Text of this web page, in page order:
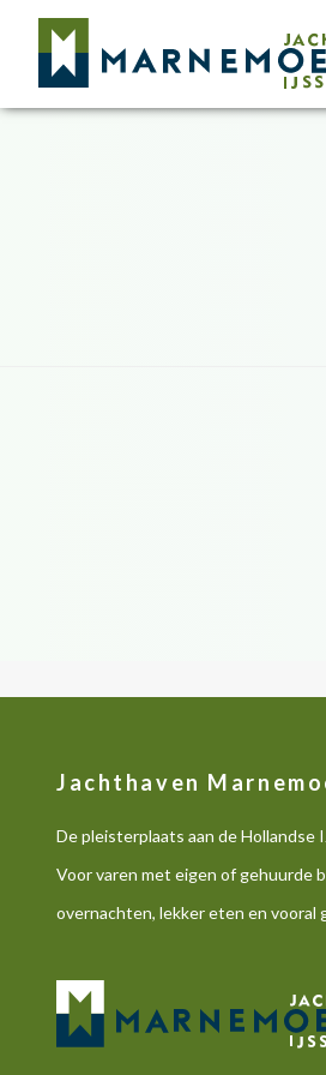
Jachthaven
De pleisterplaats aan de Hollandse
Voor varen met eigen of gehuurde
overnachten, lekker eten en vooral